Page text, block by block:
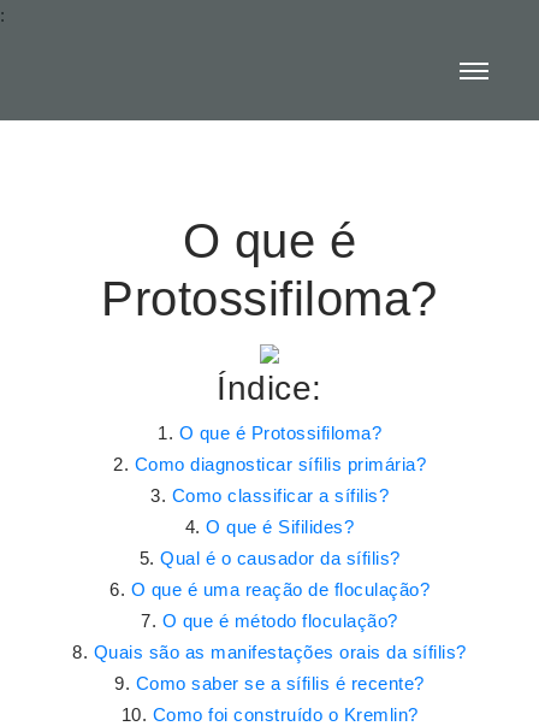
:
O que é
Protossifiloma?
Índice:
O que é Protossifiloma?
Como diagnosticar sífilis primária?
Como classificar a sífilis?
O que é Sifilides?
Qual é o causador da sífilis?
O que é uma reação de floculação?
O que é método floculação?
Quais são as manifestações orais da sífilis?
Como saber se a sífilis é recente?
Como foi construído o Kremlin?